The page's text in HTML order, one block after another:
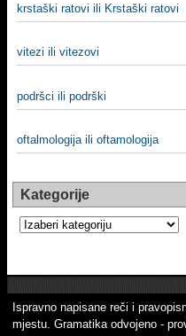
krstaški ratovi ili Krstaški ratovi
vitezi ili vitezovi
podršci ili podrški
oftalmologija ili oftamologija
Kategorije
Kategorije
Ispravno napisane reči i
mjestu. Gramatika odvojeno -